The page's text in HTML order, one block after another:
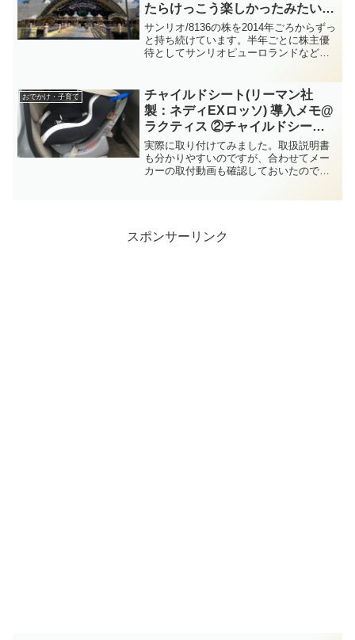
たらけっこう楽しかったみたいで
す～株主優待券利用～
サンリオ/8136の株を2014年ごろからずっ
と持ち続けています。半年ごとに株主優
待としてサンリオピューロランドなどの
買物券1,000円分がもらえるので、今回子
どもた...
おでかけ・子育て
チャイルドシート(リーマン社
製：ネディEXロッソ) 導入メモ@
ラクティス ②チャイルドシート
取付編
実際に取り付けてみました。取扱説明書
も分かりやすいのですが、合わせてメー
カーの取付動画も確認しておいたので、
スポンサーリンク